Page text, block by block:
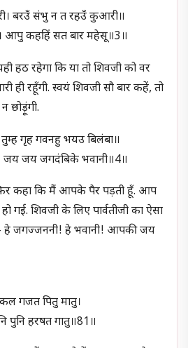
बरउँ संभु न त रहउँ कुआरी॥
आपु कहहिं सत बार महेसू॥3॥
हठ रहेगा कि या तो शिवजी को वर
ही रहूँगी. स्वयं शिवजी सौ बार कहें, तो
छोड़ूंगी.
गृह गवनहु भयउ बिलंबा॥
जय जय जगदंबिके भवानी॥4॥
कहा कि मैं आपके पैर पड़ती हूँ. आप
गई. शिवजी के लिए पार्वतीजी का ऐसा
हे जगज्जननी! हे भवानी! आपकी जय
गजत पितु मातु।
पुनि हरषत गातु॥81॥